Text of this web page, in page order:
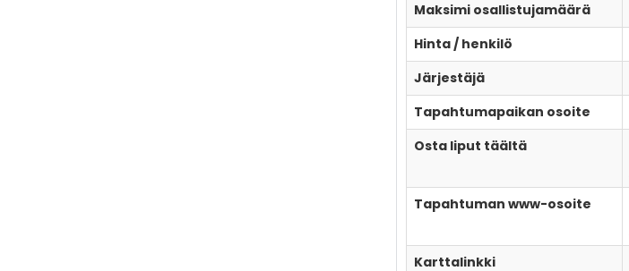
Maksimi osallistujamäärä
Hinta / henkilö
Järjestäjä
Tapahtumapaikan osoite
Osta liput täältä
Tapahtuman www-osoite
Karttalinkki